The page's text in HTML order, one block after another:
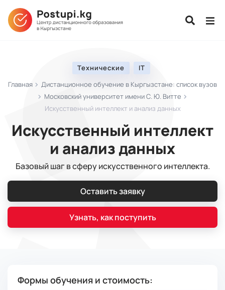
Технические
IT
Главная
Дистанционное обучение в Кыргызстане: список вузов
Московский университет имени С. Ю. Витте
Искусственный интеллект и анализ данных
Искусственный интеллект
и анализ данных
Базовый шаг в сферу искусственного интеллекта.
Оставить заявку
Узнать, как поступить
Формы обучения и стоимость: